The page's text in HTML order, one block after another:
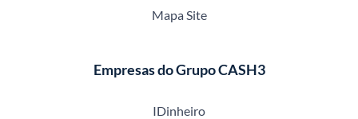
Mapa Site
Empresas do Grupo CASH3
IDinheiro